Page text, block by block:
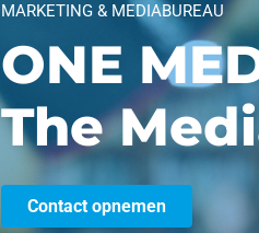
MARKETING & MEDIABUREAU
ONE
The
Contact opnemen